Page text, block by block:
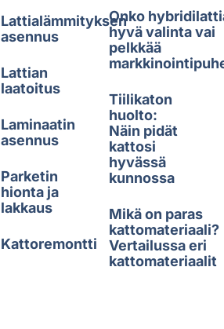
Lattialämmityksen
asennus
Lattian
laatoitus
Laminaatin
asennus
Parketin
hionta ja
lakkaus
Kattoremontti
Onko
hyvä valinta vai
pelkkää
Tiilikaton
huolto:
Näin pidät
kattosi
hyvässä
kunnossa
Mikä on paras
kattomateriaali?
Vertailussa eri
kattomateriaalit